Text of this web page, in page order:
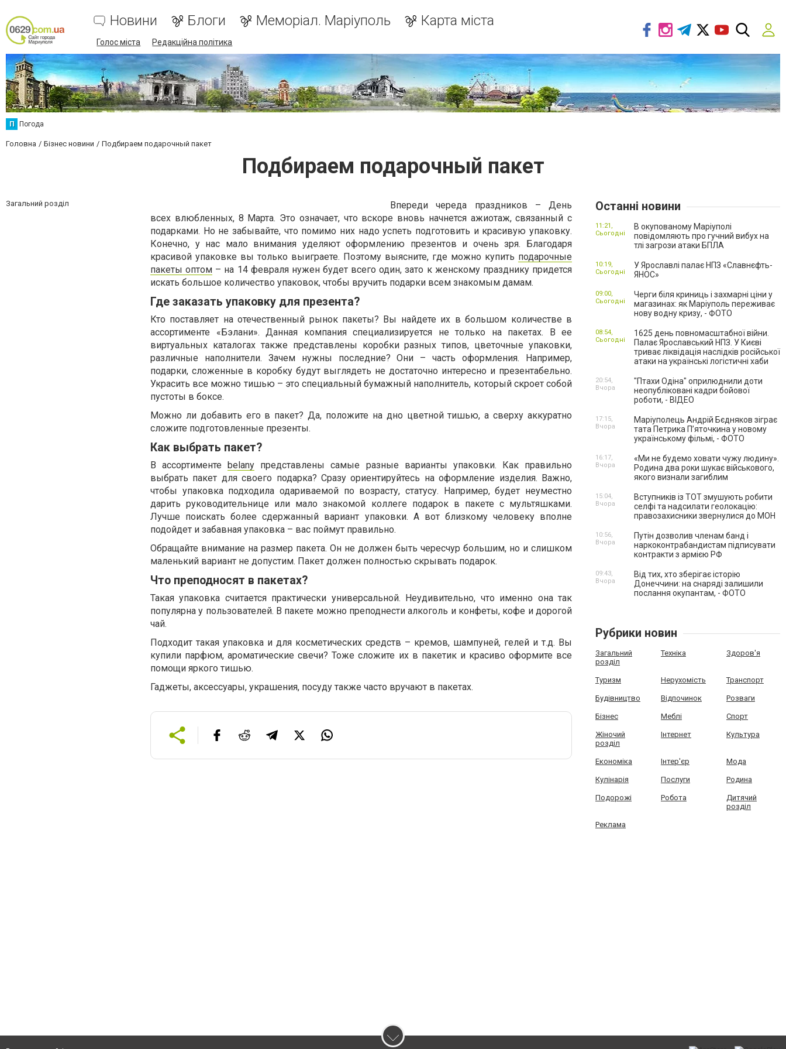
Новини Блоги Меморіал. Маріуполь Карта міста
Голос міста Редакційна політика
П Погода
Головна Бізнес новини Подбираем подарочный пакет
Подбираем подарочный пакет
Загальний розділ
Впереди череда праздников – День
всех влюбленных, 8 Марта. Это означает, что вскоре вновь начнется ажиотаж, связанный с
подарками. Но не забывайте, что помимо них надо успеть подготовить и красивую упаковку.
Конечно, у нас мало внимания уделяют оформлению презентов и очень зря. Благодаря
красивой упаковке вы только выиграете. Поэтому выясните, где можно купить подарочные
пакеты оптом – на 14 февраля нужен будет всего один, зато к женскому празднику придется
искать большое количество упаковок, чтобы вручить подарки всем знакомым дамам.
Где заказать упаковку для презента?
Кто поставляет на отечественный рынок пакеты? Вы найдете их в большом количестве в
ассортименте «Бэлани». Данная компания специализируется не только на пакетах. В ее
виртуальных каталогах также представлены коробки разных типов, цветочные упаковки,
различные наполнители. Зачем нужны последние? Они – часть оформления. Например,
подарки, сложенные в коробку будут выглядеть не достаточно интересно и презентабельно.
Украсить все можно тишью – это специальный бумажный наполнитель, который скроет собой
пустоты в боксе.
Можно ли добавить его в пакет? Да, положите на дно цветной тишью, а сверху аккуратно
сложите подготовленные презенты.
Как выбрать пакет?
В ассортиментеbelany представлены самые разные варианты упаковки. Как правильно
выбрать пакет для своего подарка? Сразу ориентируйтесь на оформление изделия. Важно,
чтобы упаковка подходила одариваемой по возрасту, статусу. Например, будет неуместно
дарить руководительнице или мало знакомой коллеге подарок в пакете с мультяшками.
Лучше поискать более сдержанный вариант упаковки. А вот близкому человеку вполне
подойдет и забавная упаковка – вас поймут правильно.
Обращайте внимание на размер пакета. Он не должен быть чересчур большим, но и слишком
маленький вариант не допустим. Пакет должен полностью скрывать подарок.
Что преподносят в пакетах?
Такая упаковка считается практически универсальной. Неудивительно, что именно она так
популярна у пользователей. В пакете можно преподнести алкоголь и конфеты, кофе и дорогой
чай.
Подходит такая упаковка и для косметических средств – кремов, шампуней, гелей и т.д. Вы
купили парфюм, ароматические свечи? Тоже сложите их в пакетик и красиво оформите все
помощи яркого тишью.
Гаджеты, аксессуары, украшения, посуду также часто вручают в пакетах.
Останні новини
В окупованому Маріуполі
повідомляють про гучний вибух на
тлі загрози атаки БПЛА
11:21,
Сьогодні
У Ярославлі палає НПЗ «Славнєфть-
ЯНОС»
10:19,
Сьогодні
Черги біля криниць і захмарні ціни у
магазинах: як Маріуполь переживає
нову водну кризу, - ФОТО
09:00,
Сьогодні
1625 день повномасштабної війни.
Палає Ярославський НПЗ. У Києві
триває ліквідація наслідків російської
атаки на українські логістичні хаби
08:54,
Сьогодні
"Птахи Одіна" оприлюднили доти
неопубліковані кадри бойової
роботи, - ВІДЕО
20:54,
Вчора
Маріуполець Андрій Бєдняков зіграє
тата Петрика П’яточкина у новому
українському фільмі, - ФОТО
17:15,
Вчора
«Ми не будемо ховати чужу людину».
Родина два роки шукає військового,
якого визнали загиблим
16:17,
Вчора
Вступників із ТОТ змушують робити
селфі та надсилати геолокацію:
правозахисники звернулися до МОН
15:04,
Вчора
Путін дозволив членам банд і
наркоконтрабандистам підписувати
контракти з армією РФ
10:56,
Вчора
Від тих, хто зберігає історію
Донеччини: на снаряді залишили
послання окупантам, - ФОТО
09:43,
Вчора
Рубрики новин
Загальний
розділ
Техніка Здоров'я
Туризм Нерухомість Транспорт
Будівництво Відпочинок Розваги
Бізнес Меблі Спорт
Жіночий
розділ
Інтернет Культура
Економіка Інтер'єр Мода
Кулінарія Послуги Родина
Подорожі Робота
Дитячий
розділ
Реклама